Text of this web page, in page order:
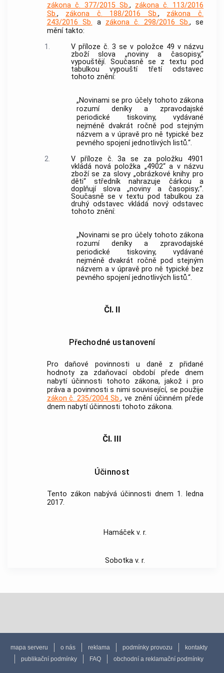
zákona č. 377/2015 Sb., zákona č. 113/2016
Sb., zákona č. 188/2016 Sb., zákona č.
243/2016 Sb. a zákona č. 298/2016 Sb., se
mění takto:
1.
V příloze č. 3 se v položce 49 v názvu
zboží slova „noviny a časopisy,“
vypouštějí. Současně se z textu pod
tabulkou vypouští třetí odstavec
tohoto znění:
„Novinami se pro účely tohoto zákona
rozumí deníky a zpravodajské
periodické tiskoviny, vydávané
nejméně dvakrát ročně pod stejným
názvem a v úpravě pro ně typické bez
pevného spojení jednotlivých listů.“.
2.
V příloze č. 3a se za položku 4901
vkládá nová položka „4902“ a v názvu
zboží se za slovy „obrázkové knihy pro
děti“ středník nahrazuje čárkou a
doplňují slova „noviny a časopisy;“.
Současně se v textu pod tabulkou za
druhý odstavec vkládá nový odstavec
tohoto znění:
„Novinami se pro účely tohoto zákona
rozumí deníky a zpravodajské
periodické tiskoviny, vydávané
nejméně dvakrát ročně pod stejným
názvem a v úpravě pro ně typické bez
pevného spojení jednotlivých listů.“.
Čl. II
Přechodné ustanovení
Pro daňové povinnosti u daně z přidané
hodnoty za zdaňovací období přede dnem
nabytí účinnosti tohoto zákona, jakož i pro
práva a povinnosti s nimi související, se použije
zákon č. 235/2004 Sb., ve znění účinném přede
dnem nabytí účinnosti tohoto zákona.
Čl. III
Účinnost
Tento zákon nabývá účinnosti dnem 1. ledna
2017.
Hamáček v. r.
Sobotka v. r.
mapa serveru o nás reklama podmínky provozu
kontakty
publikační podmínky
FAQ obchodní a reklamační podmínky